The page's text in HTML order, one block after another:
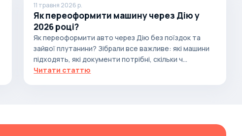
11 травня 2026 р.
Як переоформити машину через Дію у
2026 році?
Як переоформити авто через Дію без поїздок та
зайвої плутанини? Зібрали все важливе: які машини
підходять, які документи потрібні, скільки ч...
Читати статтю